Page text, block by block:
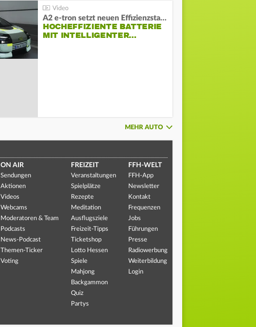
A2 e-tron setzt neuen Effizienzstandard bei Audi
HOCHEFFIZIENTE BATTERIE
MIT INTELLIGENTER…
MEHR AUTO
ON AIR
Sendungen
Aktionen
Videos
Webcams
Moderatoren & Team
Podcasts
News-Podcast
Themen-Ticker
Voting
FREIZEIT
Veranstaltungen
Spielplätze
Rezepte
Meditation
Ausflugsziele
Freizeit-Tipps
Ticketshop
Lotto Hessen
Spiele
Mahjong
Backgammon
Quiz
Partys
FFH-WELT
FFH-App
Newsletter
Kontakt
Frequenzen
Jobs
Führungen
Presse
Radiowerbung
Weiterbildung
Login